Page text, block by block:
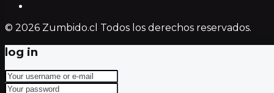
© 2026 Zumbido.cl Todos los derechos reservados.
log in